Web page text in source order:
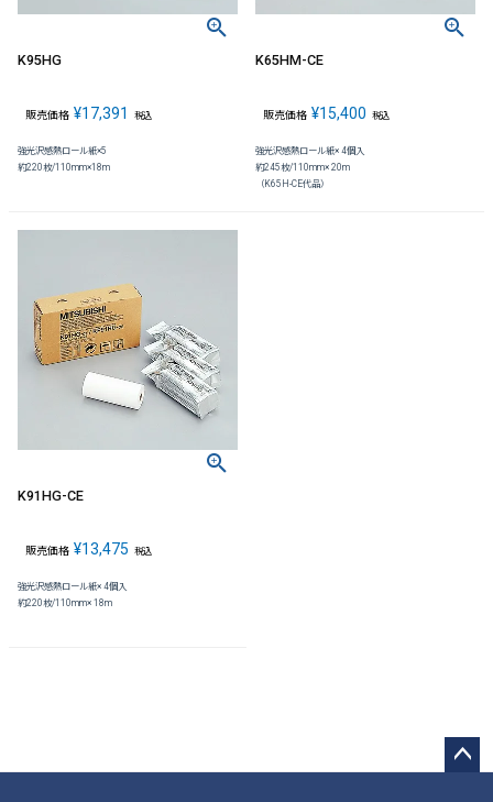
K95HG
販売価格 ¥17,391 税込
強光沢感熱ロール紙×5
約220枚/110mm×18m
K65HM-CE
販売価格 ¥15,400 税込
強光沢感熱ロール紙× 4個入
約245枚/110mm× 20m
（K65H-CE代品）
K91HG-CE
販売価格 ¥13,475 税込
強光沢感熱ロール紙× 4個入
約220枚/110mm× 18m